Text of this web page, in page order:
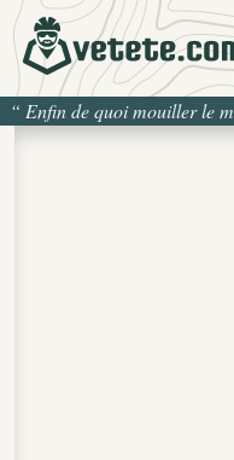
“ Enfin de quoi mouiller le